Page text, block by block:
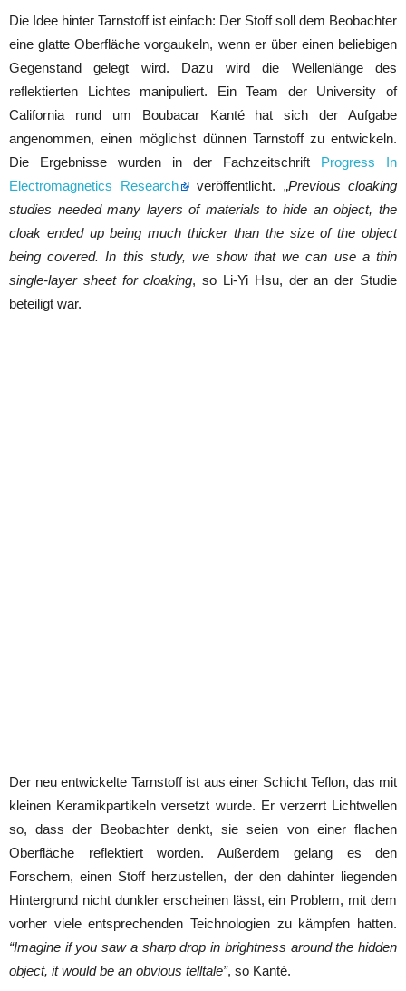
Die Idee hinter Tarnstoff ist einfach: Der Stoff soll dem Beobachter
eine glatte Oberfläche vorgaukeln, wenn er über einen beliebigen
Gegenstand gelegt wird. Dazu wird die Wellenlänge des
reflektierten Lichtes manipuliert. Ein Team der University of
California rund um Boubacar Kanté hat sich der Aufgabe
angenommen, einen möglichst dünnen Tarnstoff zu entwickeln.
Die Ergebnisse wurden in der Fachzeitschrift Progress In
Electromagnetics Research
veröffentlicht. „Previous cloaking
studies needed many layers of materials to hide an object, the
cloak ended up being much thicker than the size of the object
being covered. In this study, we show that we can use a thin
single-layer sheet for cloaking, so Li-Yi Hsu, der an der Studie
beteiligt war.
Der neu entwickelte Tarnstoff ist aus einer Schicht Teflon, das mit
kleinen Keramikpartikeln versetzt wurde. Er verzerrt Lichtwellen
so, dass der Beobachter denkt, sie seien von einer flachen
Oberfläche reflektiert worden. Außerdem gelang es den
Forschern, einen Stoff herzustellen, der den dahinter liegenden
Hintergrund nicht dunkler erscheinen lässt, ein Problem, mit dem
vorher viele entsprechenden Teichnologien zu kämpfen hatten.
“Imagine if you saw a sharp drop in brightness around the hidden
object, it would be an obvious telltale”, so Kanté.